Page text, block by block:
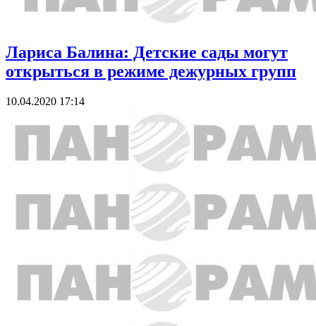
Лариса Балина: Детские сады могут
открыться в режиме дежурных групп
10.04.2020 17:14